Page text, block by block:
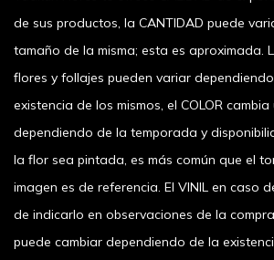
de sus productos, la CANTIDAD puede
tamaño de la misma; esta es aproximada.
flores y follajes pueden variar
existencia de los mismos, el COLOR
dependiendo de la temporada y
la flor sea pintada, es más común que el
imagen es de referencia. El VINIL en caso
de indicarlo en observaciones de la
puede cambiar dependiendo de la